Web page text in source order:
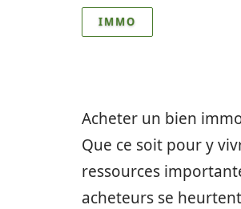
IMMO
Acheter un bien
Que ce soit pour y
ressources
acheteurs se